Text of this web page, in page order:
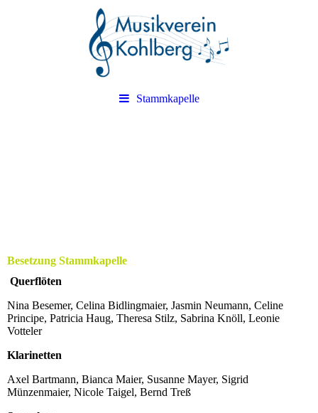
Stammkapelle
Besetzung Stammkapelle
Querflöten
Nina Besemer, Celina Bidlingmaier, Jasmin Neumann, Celine
Principe, Patricia Haug, Theresa Stilz, Sabrina Knöll, Leonie
Votteler
Klarinetten
Axel Bartmann, Bianca Maier, Susanne Mayer, Sigrid
Münzenmaier, Nicole Taigel, Bernd Treß